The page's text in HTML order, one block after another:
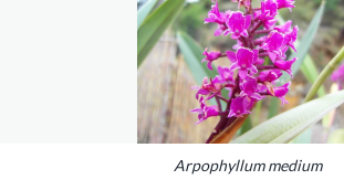
Arpophyllum medium